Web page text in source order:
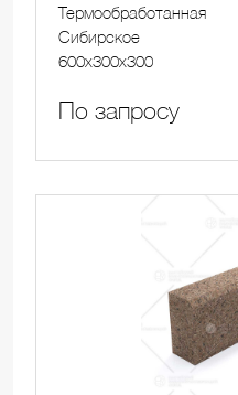
Термообработанная
Сибирское
600x300x300
По запросу